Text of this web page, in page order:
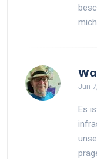
Jun
Es